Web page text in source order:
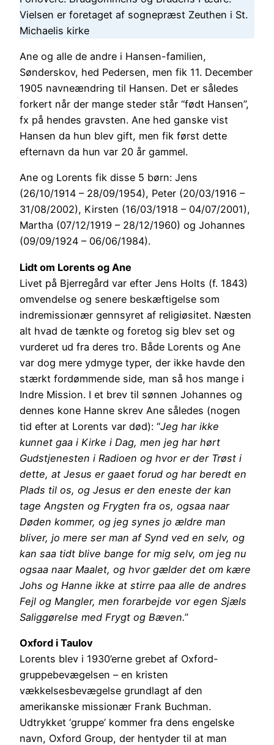
Vielsen er foretaget af sognepræst Zeuthen i St.
Michaelis kirke
Ane og alle de andre i Hansen-familien,
Sønderskov, hed Pedersen, men fik 11. December
1905 navneændring til Hansen. Det er således
forkert når der mange steder står “født Hansen”,
fx på hendes gravsten. Ane hed ganske vist
Hansen da hun blev gift, men fik først dette
efternavn da hun var 20 år gammel.
Ane og Lorents fik disse 5 børn: Jens
(26/10/1914 – 28/09/1954), Peter (20/03/1916 –
31/08/2002), Kirsten (16/03/1918 – 04/07/2001),
Martha (07/12/1919 – 28/12/1960) og Johannes
(09/09/1924 – 06/06/1984).
Lidt om Lorents og Ane
Livet på Bjerregård var efter Jens Holts (f. 1843)
omvendelse og senere beskæftigelse som
indremissionær gennsyret af religiøsitet. Næsten
alt hvad de tænkte og foretog sig blev set og
vurderet ud fra deres tro. Både Lorents og Ane
var dog mere ydmyge typer, der ikke havde den
stærkt fordømmende side, man så hos mange i
Indre Mission. I et brev til sønnen Johannes og
dennes kone Hanne skrev Ane således (nogen
tid efter at Lorents var død): “Jeg har ikke
kunnet gaa i Kirke i Dag, men jeg har hørt
Gudstjenesten i Radioen og hvor er der Trøst i
dette, at Jesus er gaaet forud og har beredt en
Plads til os, og Jesus er den eneste der kan
tage Angsten og Frygten fra os, ogsaa naar
Døden kommer, og jeg synes jo ældre man
bliver, jo mere ser man af Synd ved en selv, og
kan saa tidt blive bange for mig selv, om jeg nu
ogsaa naar Maalet, og hvor gælder det om kære
Johs og Hanne ikke at stirre paa alle de andres
Fejl og Mangler, men forarbejde vor egen Sjæls
Saliggørelse med Frygt og Bæven.”
Oxford i Taulov
Lorents blev i 1930’erne grebet af Oxford-
gruppebevægelsen – en kristen
vækkelsesbevægelse grundlagt af den
amerikanske missionær Frank Buchman.
Udtrykket ‘gruppe’ kommer fra dens engelske
navn, Oxford Group, der hentyder til at man